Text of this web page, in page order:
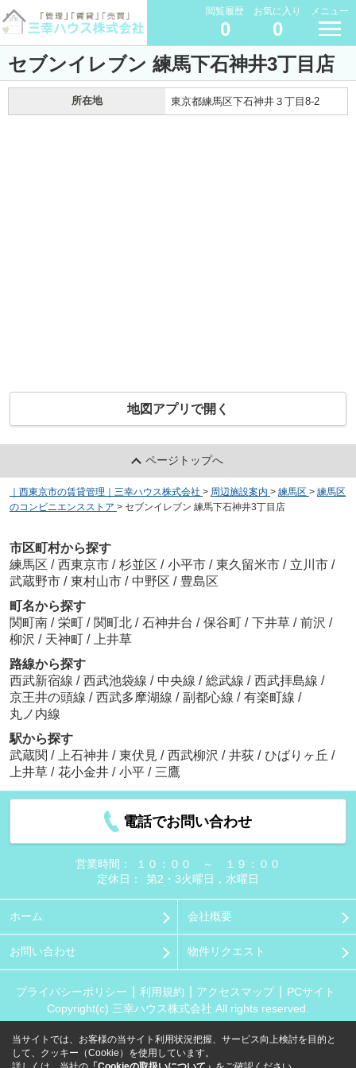
閲覧履歴
0
お気に入り
0
メニュー
セブンイレブン 練馬下石神井3丁目店
所在地 東京都練馬区下石神井３丁目8-2
地図アプリで開く
ページトップへ
｜西東京市の賃貸管理｜三幸ハウス株式会社 > 周辺施設案内 > 練馬区 > 練馬区
のコンビニエンスストア > セブンイレブン 練馬下石神井3丁目店
市区町村から探す
練馬区 / 西東京市 / 杉並区 / 小平市 / 東久留米市 / 立川市 /
武蔵野市 / 東村山市 / 中野区 / 豊島区
町名から探す
関町南 / 栄町 / 関町北 / 石神井台 / 保谷町 / 下井草 / 前沢 /
柳沢 / 天神町 /
上井草
路線から探す
西武新宿線 / 西武池袋線 / 中央線 / 総武線 / 西武拝島線 /
京王井の頭線 / 西武多摩湖線 / 副都心線 / 有楽町線 /
丸ノ内線
駅から探す
武蔵関 / 上石神井 / 東伏見 / 西武柳沢 / 井荻 / ひばりヶ丘 /
上井草 / 花小金井 / 小平 / 三鷹
電話でお問い合わせ
営業時間：
１０：００ ～ １９：００
定休日：
第2・3火曜日，水曜日
ホーム 会社概要
お問い合わせ 物件リクエスト
プライバシーポリシー 利用規約 アクセスマップ
PCサイト
Copyright(c) 三幸ハウス株式会社 All rights reserved.
当サイトでは、お客様の当サイト利用状況把握、サービス向上検討を目的と
して、クッキー（Cookie）を使用しています。